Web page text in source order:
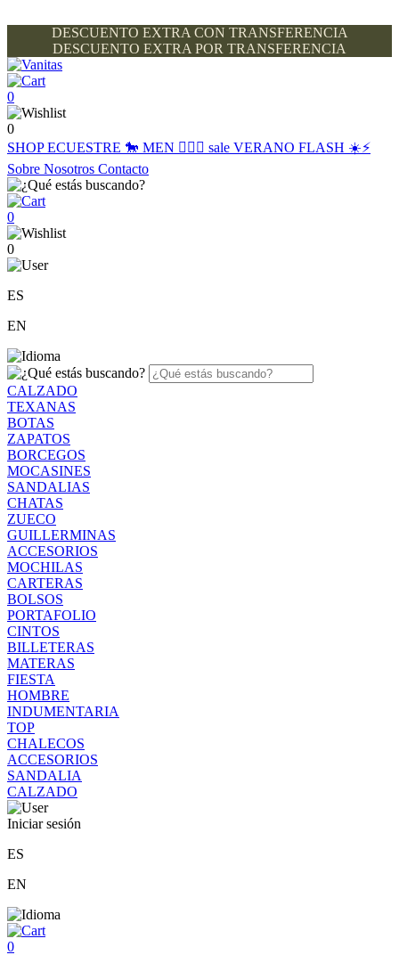
DESCUENTO EXTRA CON TRANSFERENCIA
DESCUENTO EXTRA POR TRANSFERENCIA
0
0
SHOPECUESTRE 🐎 MEN 🙋🏽‍♂️ sale VERANO FLASH ☀️⚡️
Sobre Nosotros Contacto
0
0
ES
EN
CALZADO
TEXANAS
BOTAS
ZAPATOS
BORCEGOS
MOCASINES
SANDALIAS
CHATAS
ZUECO
GUILLERMINAS
ACCESORIOS
MOCHILAS
CARTERAS
BOLSOS
PORTAFOLIO
CINTOS
BILLETERAS
MATERAS
FIESTA
HOMBRE
INDUMENTARIA
TOP
CHALECOS
ACCESORIOS
SANDALIA
CALZADO
Iniciar sesión
ES
EN
0